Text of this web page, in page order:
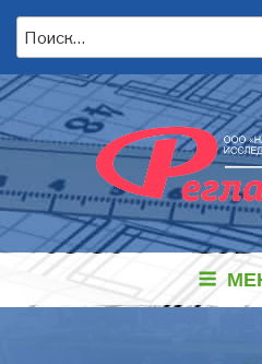
Перейти
содержимому
Искать: